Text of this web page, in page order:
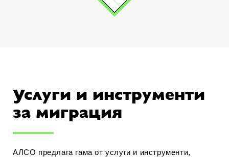
Услуги и инструменти
за миграция
АЛСО предлага гама от услуги и инструменти,